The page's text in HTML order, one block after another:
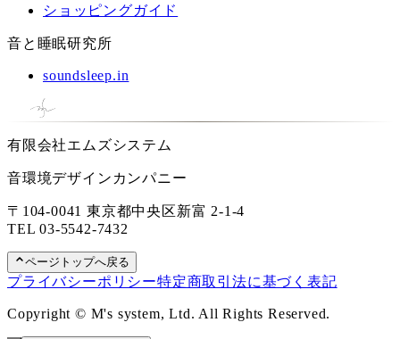
ショッピングガイド
音と睡眠研究所
soundsleep.in
有限会社エムズシステム
音環境デザインカンパニー
〒104-0041 東京都中央区新富 2-1-4
TEL03-5542-7432
ページトップへ戻る
プライバシーポリシー特定商取引法に基づく表記
Copyright © M's system, Ltd. All Rights Reserved.